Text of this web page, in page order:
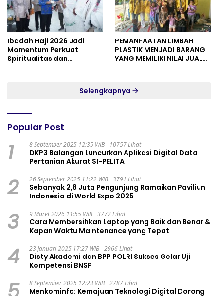
Ibadah Haji 2026 Jadi
Momentum Perkuat
Spiritualitas dan
PEMANFAATAN LIMBAH
PLASTIK MENJADI BARANG
YANG MEMILIKI NILAI JUAL
Selengkapnya
Popular Post
1 8 September 2025 12:35 WIB 10757 Lihat
DKP3 Balangan Luncurkan Aplikasi Digital Data
Pertanian Akurat SI-PELITA
2 26 September 2025 11:22 WIB 3791 Lihat
Sebanyak 2,8 Juta Pengunjung Ramaikan Paviliun
Indonesia di World Expo 2025
3 9 Maret 2026 11:55 WIB 3772 Lihat
Cara Membersihkan Laptop yang Baik dan Benar &
Kapan Waktu Maintenance yang Tepat
4 23 Januari 2025 17:27 WIB 2966 Lihat
Disty Akademi dan BPP POLRI Sukses Gelar Uji
Kompetensi BNSP
8 September 2025 12:23 WIB 2787 Lihat
Menkominfo: Kemajuan Teknologi Digital Dorong